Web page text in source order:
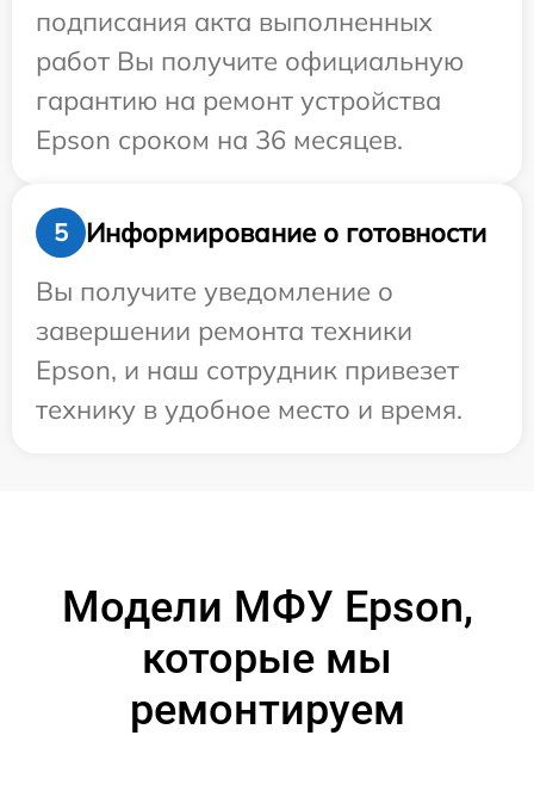
подписания акта выполненных
работ Вы получите официальную
гарантию на ремонт устройства
Epson сроком на 36 месяцев.
5
Информирование о готовности
Вы получите уведомление о
завершении ремонта техники
Epson, и наш сотрудник привезет
технику в удобное место и время.
Модели МФУ Epson,
которые мы
ремонтируем